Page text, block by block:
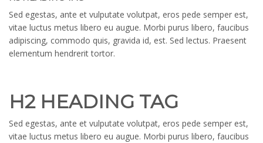
Sed egestas, ante et vulputate volutpat, eros pede semper est,
vitae luctus metus libero eu augue. Morbi purus libero, faucibus
adipiscing, commodo quis, gravida id, est. Sed lectus. Praesent
elementum hendrerit tortor.
H2 HEADING TAG
Sed egestas, ante et vulputate volutpat, eros pede semper est,
vitae luctus metus libero eu augue. Morbi purus libero, faucibus